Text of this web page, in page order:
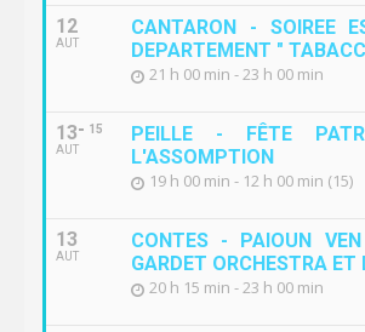
12
AUT
CANTARON - SOIREE
DEPARTEMENT "
21 h 00 min - 23 h 00 min
13
AUT
15
PEILLE - FÊTE
L'ASSOMPTION
19 h 00 min - 12 h 00 min (15)
13
AUT
CONTES - PAIOUN
GARDET ORCHESTRA ET
20 h 15 min - 23 h 00 min